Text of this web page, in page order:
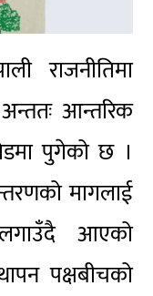
राजनीतिमा
आन्तरिक
पुगेको छ ।
मागलाई
आएको
पक्षबीचको